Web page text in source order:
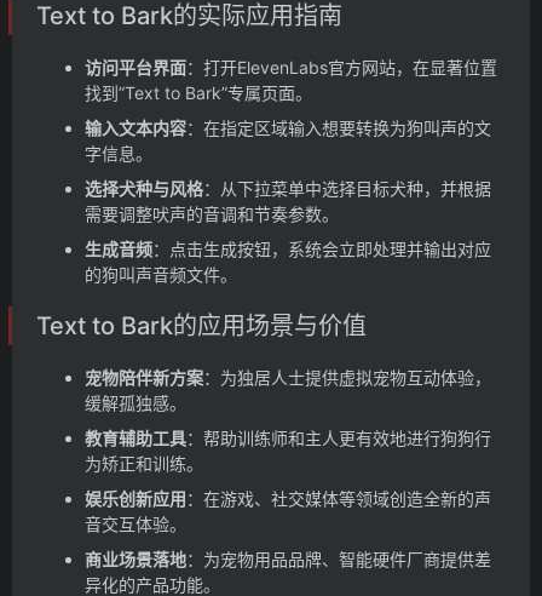
Text to Bark的实际应用指南
访问平台界面：打开ElevenLabs官方网站，在显著位置
找到”Text to Bark”专属页面。
输入文本内容：在指定区域输入想要转换为狗叫声的文
字信息。
选择犬种与风格：从下拉菜单中选择目标犬种，并根据
需要调整吠声的音调和节奏参数。
生成音频：点击生成按钮，系统会立即处理并输出对应
的狗叫声音频文件。
Text to Bark的应用场景与价值
宠物陪伴新方案：为独居人士提供虚拟宠物互动体验，
缓解孤独感。
教育辅助工具：帮助训练师和主人更有效地进行狗狗行
为矫正和训练。
娱乐创新应用：在游戏、社交媒体等领域创造全新的声
音交互体验。
商业场景落地：为宠物用品品牌、智能硬件厂商提供差
异化的产品功能。